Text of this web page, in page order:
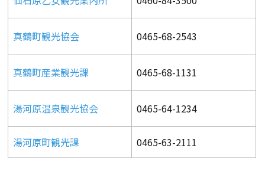
真鶴町観光協会 0465-68-2543
真鶴町産業観光課 0465-68-1131
湯河原温泉観光協会 0465-64-1234
湯河原町観光課 0465-63-2111